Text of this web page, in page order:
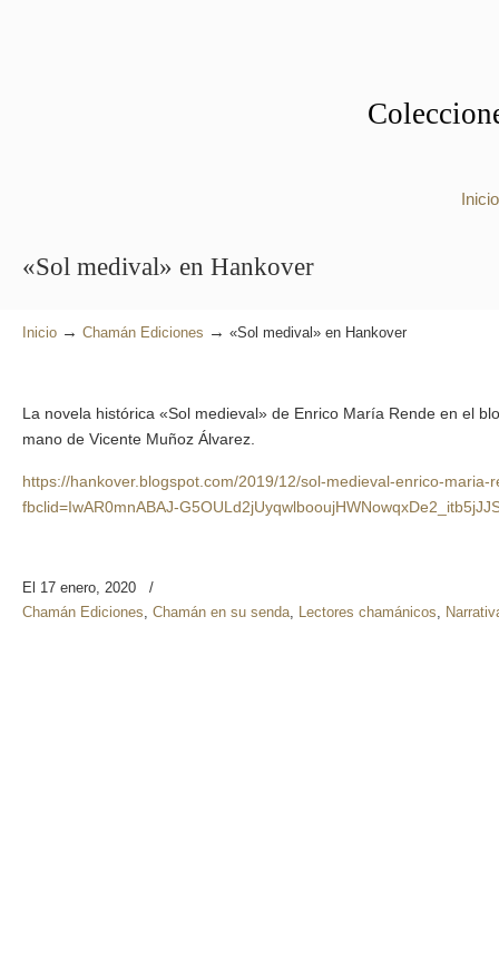
Inicio
«Sol medival» en Hankover
Inicio → Chamán Ediciones → «Sol medival» en Hankover
La novela histórica «Sol medieval» de Enrico María Rende en el
mano de Vicente Muñoz Álvarez.
https://hankover.blogspot.com/2019/12/sol-medieval-enrico-maria-
fbclid=IwAR0mnABAJ-
El 17 enero, 2020
/
Chamán Ediciones, Chamán en su senda, Lectores chamánicos,